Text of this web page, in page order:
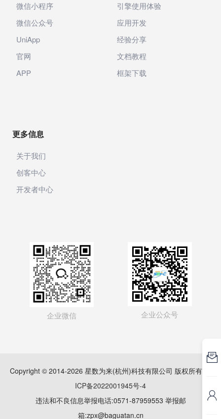
微信小程序
微信公众号
UniApp
官网
APP
引擎使用体验
应用开发
经验分享
文档教程
框架下载
更多信息
关于我们
创客中心
开发者中心
企业微信 企业公众号
Copyright © 2014-2026 星数为来(杭州)科技有限公司 版权所有
ICP备2022001945号-4
违法和不良信息举报电话:0571-87959553 举报邮
箱:zpx@baguatan.cn

